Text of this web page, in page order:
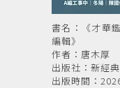
書名：《才華
編輯》
作者：唐木厚
出版社：新經
出版時間：